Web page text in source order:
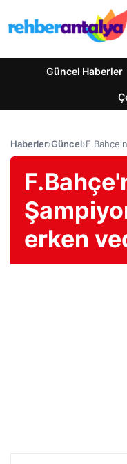
Güncel Haberler
Haberler›Güncel›
erken